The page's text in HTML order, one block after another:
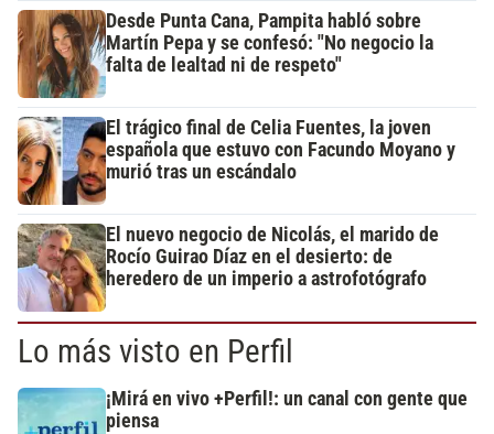
Desde Punta Cana, Pampita habló sobre
Martín Pepa y se confesó: "No negocio la
falta de lealtad ni de respeto"
El trágico final de Celia Fuentes, la joven
española que estuvo con Facundo Moyano y
murió tras un escándalo
El nuevo negocio de Nicolás, el marido de
Rocío Guirao Díaz en el desierto: de
heredero de un imperio a astrofotógrafo
Lo más visto en Perfil
¡Mirá en vivo +Perfil!: un canal con gente que
piensa